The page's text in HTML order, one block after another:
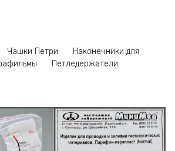
Чашки Петри
Наконечники для
Петледержатели